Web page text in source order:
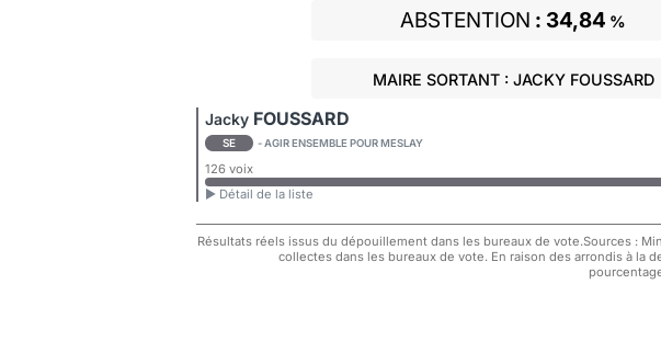
ABSTENTION 34,84 %
MAIRE SORTANT : JACKY FOUSSARD
Jacky FOUSSARD
SE - AGIR ENSEMBLE POUR MESLAY
126 voix
► Détail de la liste
Résultats réels issus du dépouillement dans les bureaux de vote.Sources :
collectes dans les bureaux de vote. En raison des arrondis à la